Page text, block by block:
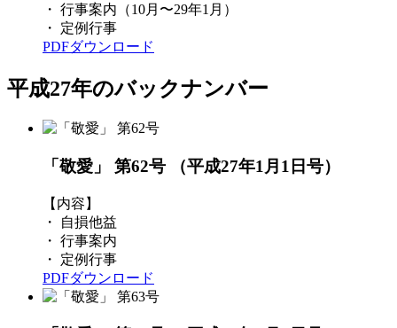
・ 行事案内（10月〜29年1月）
・ 定例行事
PDFダウンロード
平成27年のバックナンバー
「敬愛」 第62号 （平成27年1月1日号）
【内容】
・ 自損他益
・ 行事案内
・ 定例行事
PDFダウンロード